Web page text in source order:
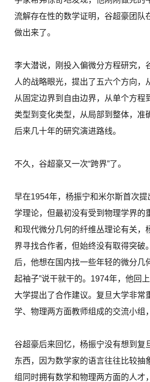
流解存在性的数学证明，谷超豪团队
做出来了。
李大潜说，刚投入偏微分方程研究，
人的战略眼光，提出了五六个方向，
从固定边界到自由边界，从单个方程
类型到变化类型，从局部到整体，准
后来几十年的研究演进路线。
不久，谷超豪又一次“跨界”了。
早在1954年，杨振宁和米尔斯首次提
学理论，但最初没有受到物理学界的
和现代微分几何的纤维丛理论有关，
界寻找合作者，但始终没有取得突破
后，他想在国内找一些年轻的微分几
起袖子”说干就干的。1974年，他回
大学提出了合作建议。复旦大学非常
学、物理两方面教师组成的交流小组
谷超豪后来回忆，杨振宁没有想到复
东西，因为数学家的语言往往比较抽
组同时拥有数学和物理两方面的人才